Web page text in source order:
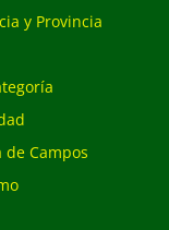
y Provincia
de Campos